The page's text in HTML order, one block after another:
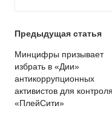
Post
navigation
Предыдущая статья
Минцифры призывает
избрать в «Дии»
антикоррупционных
активистов для
«ПлейСити»